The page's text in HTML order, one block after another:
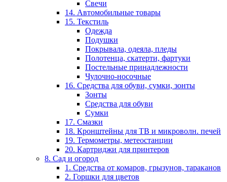
Свечи
14. Автомобильные товары
15. Текстиль
Одежда
Подушки
Покрывала, одеяла, пледы
Полотенца, скатерти, фартуки
Постельные принадлежности
Чулочно-носочные
16. Средства для обуви, сумки, зонты
Зонты
Средства для обуви
Сумки
17. Смазки
18. Кронштейны для ТВ и микроволн. печей
19. Термометры, метеостанции
20. Картриджи для принтеров
8. Сад и огород
1. Средства от комаров, грызунов, тараканов
2. Горшки для цветов